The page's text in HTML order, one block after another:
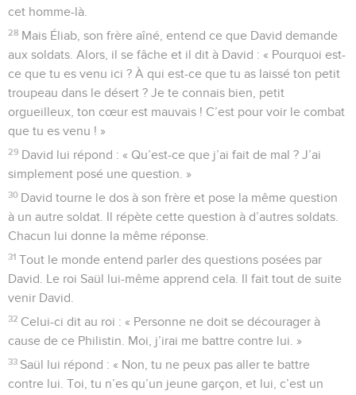
cet homme-là.
28 Mais Éliab, son frère aîné, entend ce que David demande
aux soldats. Alors, il se fâche et il dit à David : « Pourquoi est-
ce que tu es venu ici ? À qui est-ce que tu as laissé ton petit
troupeau dans le désert ? Je te connais bien, petit
orgueilleux, ton cœur est mauvais ! C’est pour voir le combat
que tu es venu ! »
29 David lui répond : « Qu’est-ce que j’ai fait de mal ? J’ai
simplement posé une question. »
30 David tourne le dos à son frère et pose la même question
à un autre soldat. Il répète cette question à d’autres soldats.
Chacun lui donne la même réponse.
31 Tout le monde entend parler des questions posées par
David. Le roi Saül lui-même apprend cela. Il fait tout de suite
venir David.
32 Celui-ci dit au roi : « Personne ne doit se décourager à
cause de ce Philistin. Moi, j’irai me battre contre lui. »
33 Saül lui répond : « Non, tu ne peux pas aller te battre
contre lui. Toi, tu n’es qu’un jeune garçon, et lui, c’est un